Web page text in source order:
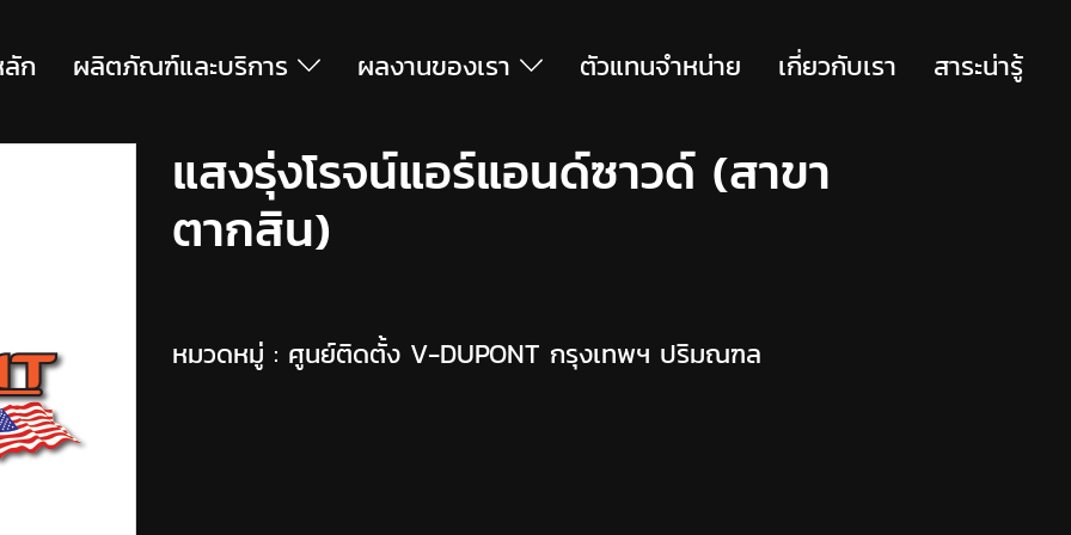
ก ผลิตภัณฑ์และบริการ ผลงานของเรา ตัวแทนจำหน่าย เกี่ยวกับเรา สาระน่ารู้
แสงรุ่งโรจน์แอร์แอนด์ซาวด์ (สาขา
ตากสิน)
หมวดหมู่ : ศูนย์ติดตั้ง V-DUPONT กรุงเทพฯ ปริมณฑล